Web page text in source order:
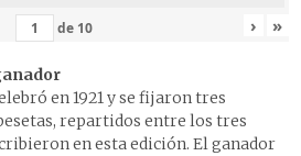
de 10 › »
en 1921 y se fijaron tres
repartidos entre los tres
en esta edición. El ganador